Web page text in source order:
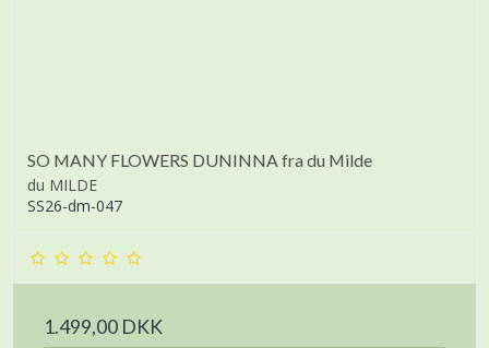
SO MANY FLOWERS DUNINNA fra du Milde
du MILDE
SS26-dm-047
1.499,00 DKK